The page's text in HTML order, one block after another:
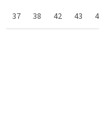
37
38 42 43